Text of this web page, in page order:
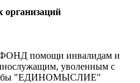
организаций
ФОНД помощи инвалидам и
уволенным с
"ЕДИНОМЫСЛИЕ"